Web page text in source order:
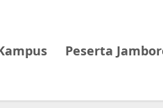
Peserta